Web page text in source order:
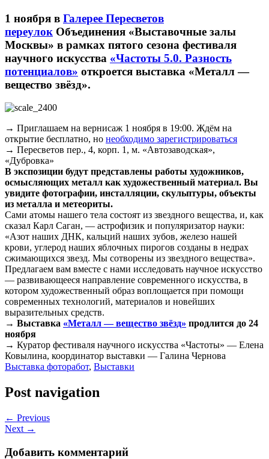
1 ноября в Галерее Пересветов
переулок Объединения «Выставочные залы
Москвы» в рамках пятого сезона фестиваля
научного искусства «Частоты 5.0. Разность
потенциалов» откроется выставка «Металл —
вещество звёзд».
→ Приглашаем на вернисаж 1 ноября в 19:00. Ждём на
открытие бесплатно, но необходимо зарегистрироваться
→ Пересветов пер., 4, корп. 1, м. «Автозаводская»,
«Дубровка»
В экспозиции будут представлены работы художников,
осмысляющих металл как художественный материал. Вы
увидите фотографии, инсталляции, скульптуры, объекты
из металла и метеориты.
Сами атомы нашего тела состоят из звездного вещества, и, как
сказал Карл Саган, — астрофизик и популяризатор науки:
«Азот наших ДНК, кальций наших зубов, железо нашей
крови, углерод наших яблочных пирогов созданы в недрах
сжимающихся звезд. Мы сотворены из звездного вещества».
Предлагаем вам вместе с нами исследовать научное искусство
— развивающееся направление современного искусства, в
котором художественный образ воплощается при помощи
современных технологий, материалов и новейших
выразительных средств.
→ Выставка «Металл — вещество звёзд» продлится до 24
ноября
→ Куратор фестиваля научного искусства «Частоты» — Елена
Ковылина, координатор выставки — Галина Чернова
Выставка фоторабот, Выставки
Post navigation
← Previous
Next →
Добавить комментарий